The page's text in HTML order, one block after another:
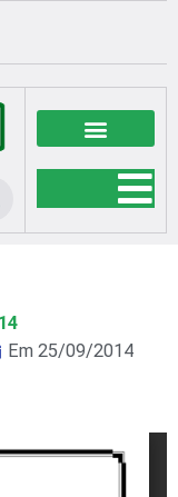
Em 25/09/2014